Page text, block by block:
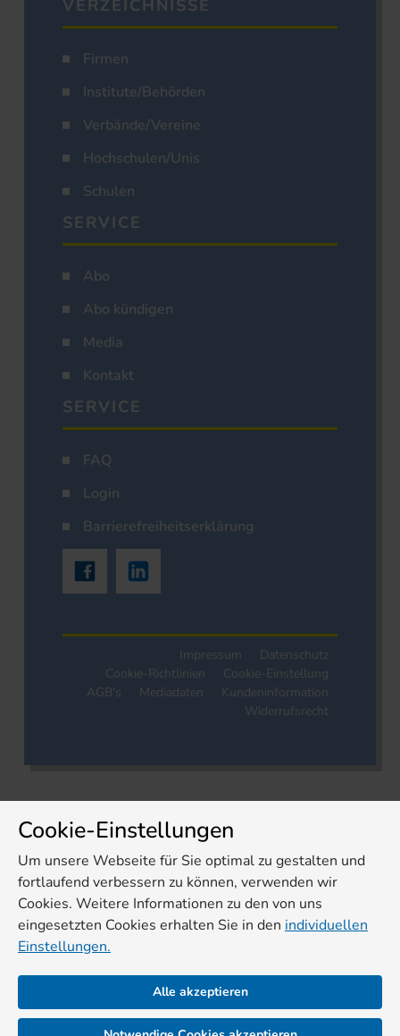
VERZEICHNISSE
Firmen
Institute/Behörden
Verbände/Vereine
Hochschulen/Unis
Schulen
SERVICE
Abo
Abo kündigen
Media
Kontakt
SERVICE
FAQ
Login
Barrierefreiheitserklärung
Impressum
Datenschutz
Cookie-Richtlinien
Cookie-Einstellung
AGB's
Mediadaten
Kundeninformation
Widerrufsrecht
Cookie-Einstellungen
Um unsere Webseite für Sie optimal zu gestalten und
fortlaufend verbessern zu können, verwenden wir
Cookies. Weitere Informationen zu den von uns
eingesetzten Cookies erhalten Sie in den individuellen
Einstellungen.
Alle akzeptieren